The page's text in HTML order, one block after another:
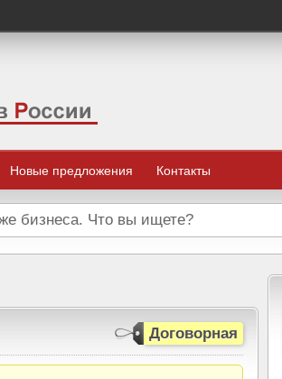
Новые предложения Контакты
Договорная